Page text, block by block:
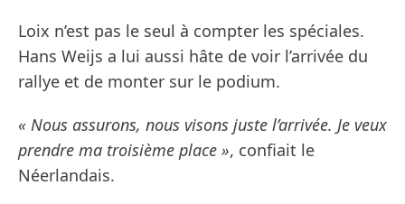
Loix n’est pas le seul à compter les spéciales.
Hans Weijs a lui aussi hâte de voir l’arrivée du
rallye et de monter sur le podium.
« Nous assurons, nous visons juste l’arrivée. Je veux
prendre ma troisième place », confiait le
Néerlandais.